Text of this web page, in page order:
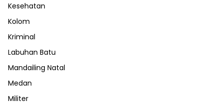
Kesehatan
Kolom
Kriminal
Labuhan Batu
Mandailing Natal
Medan
Militer